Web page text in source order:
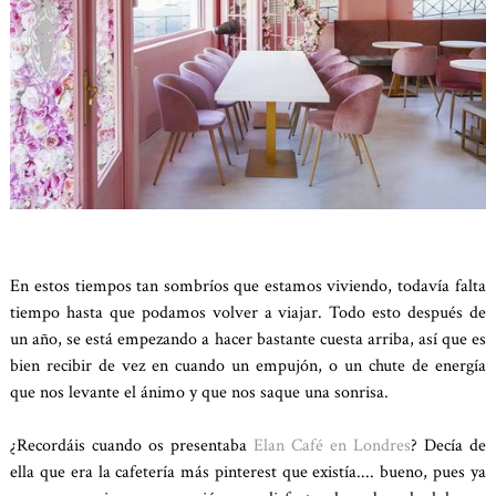
En estos tiempos tan sombríos que estamos viviendo, todavía falta
tiempo hasta que podamos volver a viajar. Todo esto después de
un año, se está empezando a hacer bastante cuesta arriba, así que es
bien recibir de vez en cuando un empujón, o un chute de energía
que nos levante el ánimo y que nos saque una sonrisa.
¿Recordáis cuando os presentaba Elan Café en Londres? Decía de
ella que era la cafetería más pinterest que existía.... bueno, pues ya